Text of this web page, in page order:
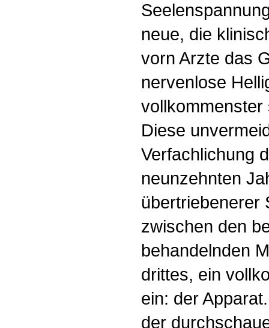
neue, die
vorn Arzte das
nervenlose
Diese
Verfachlichung
neunzehnten
übertriebenerer
zwischen den
behandelnden
drittes, ein
ein: der
der